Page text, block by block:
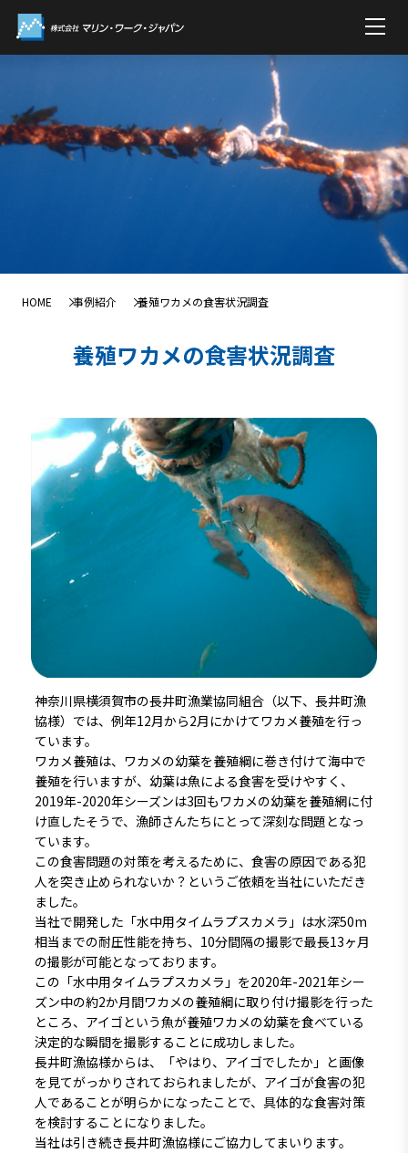
HOME 事例紹介 養殖ワカメの食害状況調査
養殖ワカメの食害状況調査
神奈川県横須賀市の長井町漁業協同組合（以下、長井町漁
協様）では、例年12月から2月にかけてワカメ養殖を行っ
ています。
ワカメ養殖は、ワカメの幼葉を養殖綱に巻き付けて海中で
養殖を行いますが、幼葉は魚による食害を受けやすく、
2019年-2020年シーズンは3回もワカメの幼葉を養殖網に付
け直したそうで、漁師さんたちにとって深刻な問題となっ
ています。
この食害問題の対策を考えるために、食害の原因である犯
人を突き止められないか？というご依頼を当社にいただき
ました。
当社で開発した「水中用タイムラプスカメラ」は水深50m
相当までの耐圧性能を持ち、10分間隔の撮影で最長13ヶ月
の撮影が可能となっております。
この「水中用タイムラプスカメラ」を2020年-2021年シー
ズン中の約2か月間ワカメの養殖綱に取り付け撮影を行った
ところ、アイゴという魚が養殖ワカメの幼葉を食べている
決定的な瞬間を撮影することに成功しました。
長井町漁協様からは、「やはり、アイゴでしたか」と画像
を見てがっかりされておられましたが、アイゴが食害の犯
人であることが明らかになったことで、具体的な食害対策
を検討することになりました。
当社は引き続き長井町漁協様にご協力してまいります。